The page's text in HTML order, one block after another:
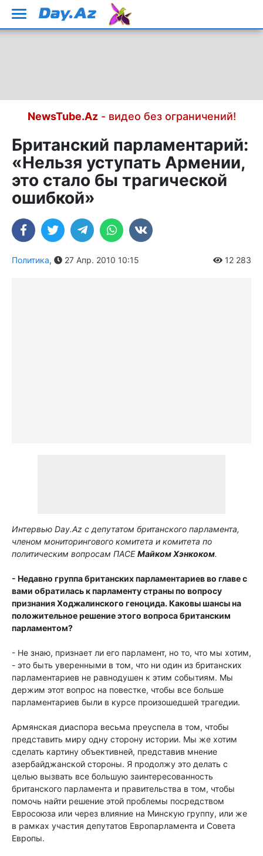
NewsTube.Az- видео без ограничений!
Британский парламентарий:
«Нельзя уступать Армении,
это стало бы трагической
ошибкой»
Политика, 27 Апр. 2010 10:15 12 283
Интервью Day.Az с депутатом британского парламента,
членом мониторингового комитета и комитета по
политическим вопросам ПАСЕМайком Хэнкоком.
- Недавно группа британских парламентариев во главе с
вами обратилась к парламенту страны по вопросу
признания Ходжалинского геноцида. Каковы шансы на
положительное решение этого вопроса британским
парламентом?
- Не знаю, признает ли его парламент, но то, что мы хотим,
- это быть уверенными в том, что ни один из британских
парламентариев не равнодушен к этим событиям. Мы
держим этот вопрос на повестке, чтобы все больше
парламентариев были в курсе произошедшей трагедии.
Армянская диаспора весьма преуспела в том, чтобы
представить миру одну сторону истории. Мы же хотим
сделать картину объективней, представив мнение
азербайджанской стороны. Я продолжу это делать с
целью вызвать все большую заинтересованность
британского парламента и правительства в том, чтобы
помочь найти решение этой проблемы посредством
Евросоюза или через влияние на Минскую группу, или же
в рамках участия депутатов Европарламента и Совета
Европы.